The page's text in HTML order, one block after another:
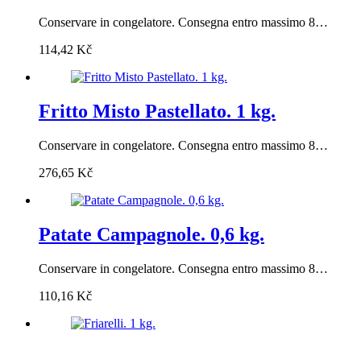
Conservare in congelatore. Consegna entro massimo 8…
114,42 Kč
Fritto Misto Pastellato. 1 kg.
Conservare in congelatore. Consegna entro massimo 8…
276,65 Kč
Patate Campagnole. 0,6 kg.
Conservare in congelatore. Consegna entro massimo 8…
110,16 Kč